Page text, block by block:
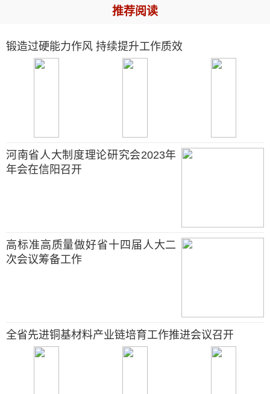
推荐阅读
锻造过硬能力作风 持续提升工作质效
河南省人大制度理论研究会2023年
年会在信阳召开
高标准高质量做好省十四届人大二
次会议筹备工作
全省先进铜基材料产业链培育工作推进会议召开